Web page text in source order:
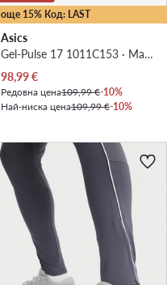
още 15% Код: LAST
Asics
Gel-Pulse 17 1011C153 · Маратонки за бягане
Актуална цена
98,99€
Редовна цена109,99 €-10%
Най-ниска цена109,99 €-10%